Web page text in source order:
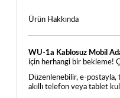
Ürün Hakkında
WU-1a Kablosuz Mobil
için herhangi bir bekleme!
Düzenlenebilir, e-
akıllı telefon veya tablet